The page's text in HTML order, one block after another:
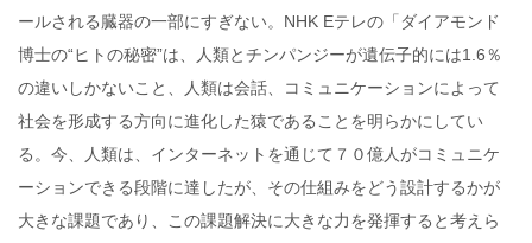
ールされる臓器の一部にすぎない。NHK Eテレの「ダイアモンド
博士の“ヒトの秘密”は、人類とチンパンジーが遺伝子的には1.6％
の違いしかないこと、人類は会話、コミュニケーションによって
社会を形成する方向に進化した猿であることを明らかにしてい
る。今、人類は、インターネットを通じて７０億人がコミュニケ
ーションできる段階に達したが、その仕組みをどう設計するかが
大きな課題であり、この課題解決に大きな力を発揮すると考えら